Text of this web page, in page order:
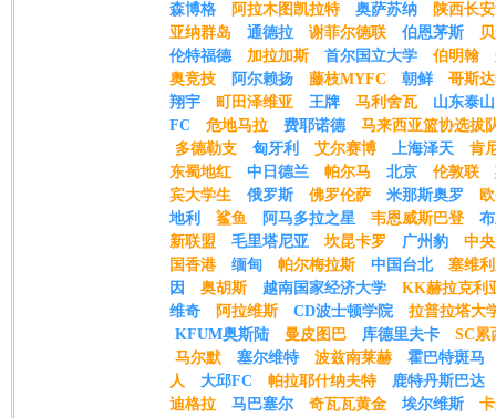
森博格
阿拉木图凯拉特 奥萨苏纳
陕西长
亚纳群岛
通德拉 谢菲尔德联 伯恩茅斯
伦特福德
加拉加斯 首尔国立大学 伯明翰
奥竞技
阿尔赖扬 藤枝MYFC 朝鲜
哥斯
翔宇
町田泽维亚 王牌 马利舍瓦
山东泰山
FC
危地马拉 费耶诺德
马来西亚篮协选拔
多德勒支
匈牙利 艾尔赛博 上海泽天
肯
东蜀地红
中日德兰 帕尔马 北京 伦敦联
宾大学生
俄罗斯 佛罗伦萨 米那斯奥罗
地利
鲨鱼 阿马多拉之星 韦恩威斯巴登
新联盟
毛里塔尼亚 坎昆卡罗 广州豹
中
国香港
缅甸 帕尔梅拉斯 中国台北
塞维
因
奥胡斯 越南国家经济大学
KK赫拉克利
维奇
阿拉维斯 CD波士顿学院
拉普拉塔大
KFUM奥斯陆
曼皮图巴 库德里夫卡
SC累
马尔默
塞尔维特 波兹南莱赫
霍巴特斑马
人
大邱FC 帕拉耶什纳夫特
鹿特丹斯巴达
迪格拉
马巴塞尔 奇瓦瓦黄金 埃尔维斯